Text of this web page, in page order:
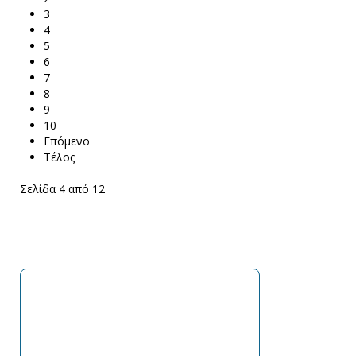
3
4
5
6
7
8
9
10
Επόμενο
Τέλος
Σελίδα 4 από 12